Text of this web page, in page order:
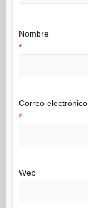
Nombre
*
Correo electrónico
*
Web